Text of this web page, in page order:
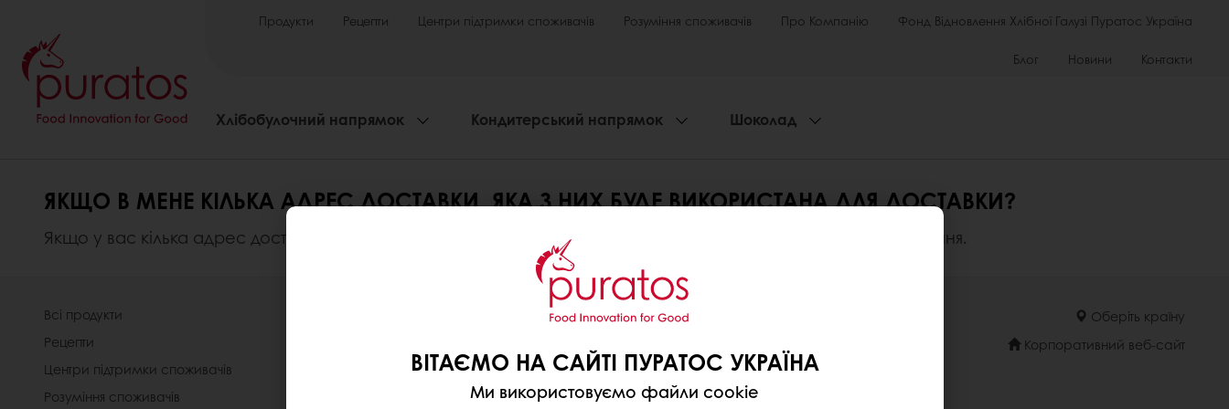
Продукти Рецепти Центри підтримки споживачів Розуміння споживачів Про Компанію Фонд Відновлення Хлібної Галузі Пуратос Україна
Блог Новини Контакти
Хлібобулочний напрямок Кондитерський напрямок Шоколад
ЯКЩО В МЕНЕ КІЛЬКА АДРЕС ДОСТАВКИ, ЯКА З НИХ БУДЕ ВИКОРИСТАНА ДЛЯ ДОСТАВКИ?
Якщо у вас кілька адрес доставки, ви можете вибрати одну з них для доставки під час оформлення замовлення.
ВІТАЄМО НА САЙТІ ПУРАТОС УКРАЇНА
Ми використовуємо файли cookie
Всі продукти
Рецепти
Центри підтримки споживачів
Розуміння споживачів
Оберіть країну
Корпоративний веб-сайт